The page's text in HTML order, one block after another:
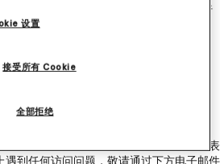
实践对Stella McCartney Ltd旗下网站进行
用户在内的多方可访问性专家团队的支
适用于我们的网站：
进视为一项持久的承诺，并对所有反馈深表
遇到任何访问问题，敬请通过下方电子邮件
设置
全部拒绝
接受所有 Cookie